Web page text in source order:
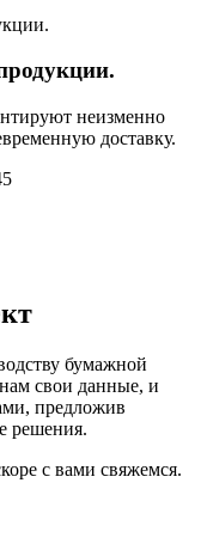
неизменно
доставку.
бумажной
свои данные, и
предложив
решения.
с вами свяжемся.